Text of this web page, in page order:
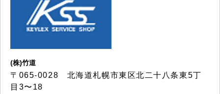
(株)竹道
〒065-0028 北海道札幌市東区北二十八条東5丁
目3〜18